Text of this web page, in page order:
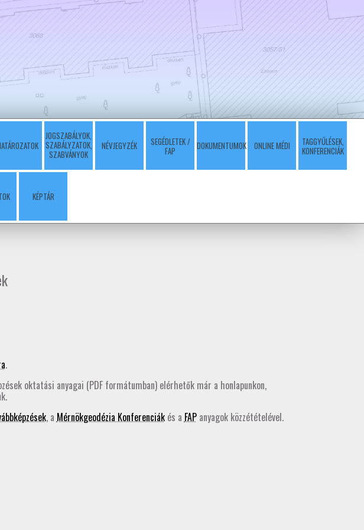
JOGSZABÁLYOK,
SZABÁLYZATOK,
SZABVÁNYOK
NÉVJEGYZÉK
SEGÉDLETEK /
FAP
DOKUMENTUMOK ONLINE MÉDI
TAGGYŰLÉSEK,
KONFERENCIÁK
KÉPTÁR
.
oktatási anyagai (PDF formátumban) elérhetők már a honlapunkon,
, a Mérnökgeodézia Konferenciákés a FAPanyagok közzétételével.